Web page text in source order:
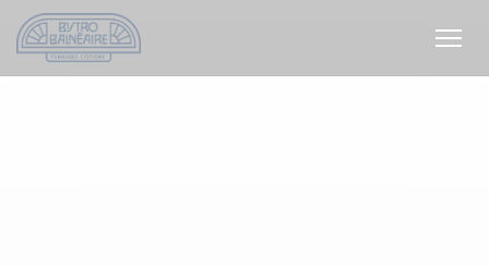
Painel de Gerenciamento de Cookies